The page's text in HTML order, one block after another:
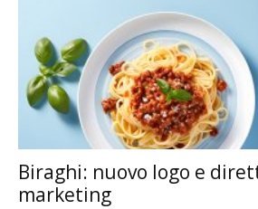
Biraghi: nuovo logo e
marketing